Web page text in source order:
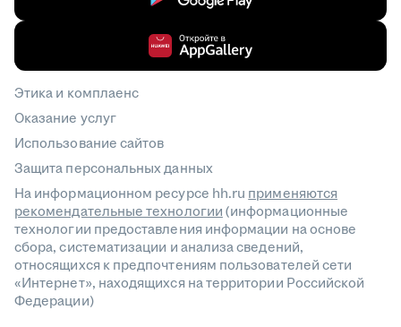
Этика и комплаенс
Оказание услуг
Использование сайтов
Защита персональных данных
На информационном ресурсе hh.ru применяются
рекомендательные технологии(информационные
технологии предоставления информации на основе
сбора, систематизации и анализа сведений,
относящихся к предпочтениям пользователей сети
«Интернет», находящихся на территории Российской
Федерации)